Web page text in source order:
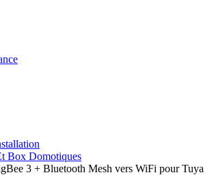
Box Domotiques
3 + Bluetooth Mesh vers WiFi pour Tuya